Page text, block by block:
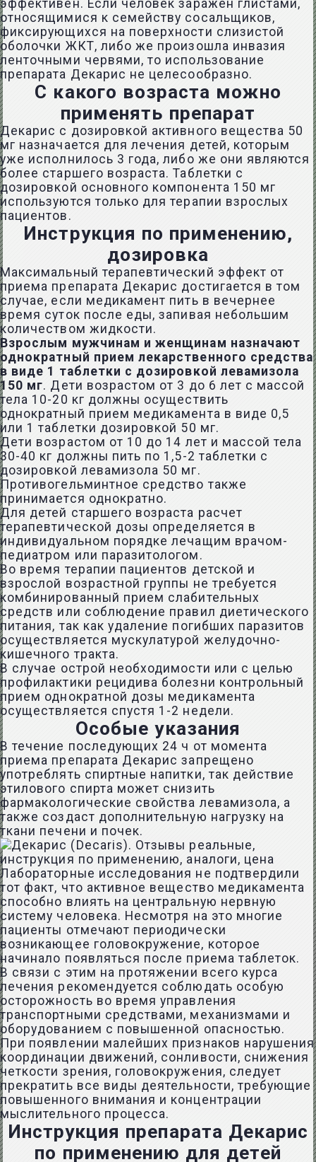
эффективен. Если человек заражен глистами,
относящимися к семейству сосальщиков,
фиксирующихся на поверхности слизистой
оболочки ЖКТ, либо же произошла инвазия
ленточными червями, то использование
препарата Декарис не целесообразно.
С какого возраста можно
применять препарат
Декарис с дозировкой активного вещества 50
мг назначается для лечения детей, которым
уже исполнилось 3 года, либо же они являются
более старшего возраста. Таблетки с
дозировкой основного компонента 150 мг
используются только для терапии взрослых
пациентов.
Инструкция по применению,
дозировка
Максимальный терапевтический эффект от
приема препарата Декарис достигается в том
случае, если медикамент пить в вечернее
время суток после еды, запивая небольшим
количеством жидкости.
Взрослым мужчинам и женщинам назначают
однократный прием лекарственного средства
в виде 1 таблетки с дозировкой левамизола
150 мг. Дети возрастом от 3 до 6 лет с массой
тела 10-20 кг должны осуществить
однократный прием медикамента в виде 0,5
или 1 таблетки дозировкой 50 мг.
Дети возрастом от 10 до 14 лет и массой тела
30-40 кг должны пить по 1,5-2 таблетки с
дозировкой левамизола 50 мг.
Противогельминтное средство также
принимается однократно.
Для детей старшего возраста расчет
терапевтической дозы определяется в
индивидуальном порядке лечащим врачом-
педиатром или паразитологом.
Во время терапии пациентов детской и
взрослой возрастной группы не требуется
комбинированный прием слабительных
средств или соблюдение правил диетического
питания, так как удаление погибших паразитов
осуществляется мускулатурой желудочно-
кишечного тракта.
В случае острой необходимости или с целью
профилактики рецидива болезни контрольный
прием однократной дозы медикамента
осуществляется спустя 1-2 недели.
Особые указания
В течение последующих 24 ч от момента
приема препарата Декарис запрещено
употреблять спиртные напитки, так действие
этилового спирта может снизить
фармакологические свойства левамизола, а
также создаст дополнительную нагрузку на
ткани печени и почек.
Лабораторные исследования не подтвердили
тот факт, что активное вещество медикамента
способно влиять на центральную нервную
систему человека. Несмотря на это многие
пациенты отмечают периодически
возникающее головокружение, которое
начинало появляться после приема таблеток.
В связи с этим на протяжении всего курса
лечения рекомендуется соблюдать особую
осторожность во время управления
транспортными средствами, механизмами и
оборудованием с повышенной опасностью.
При появлении малейших признаков нарушения
координации движений, сонливости, снижения
четкости зрения, головокружения, следует
прекратить все виды деятельности, требующие
повышенного внимания и концентрации
мыслительного процесса.
Инструкция препарата Декарис
по применению для детей